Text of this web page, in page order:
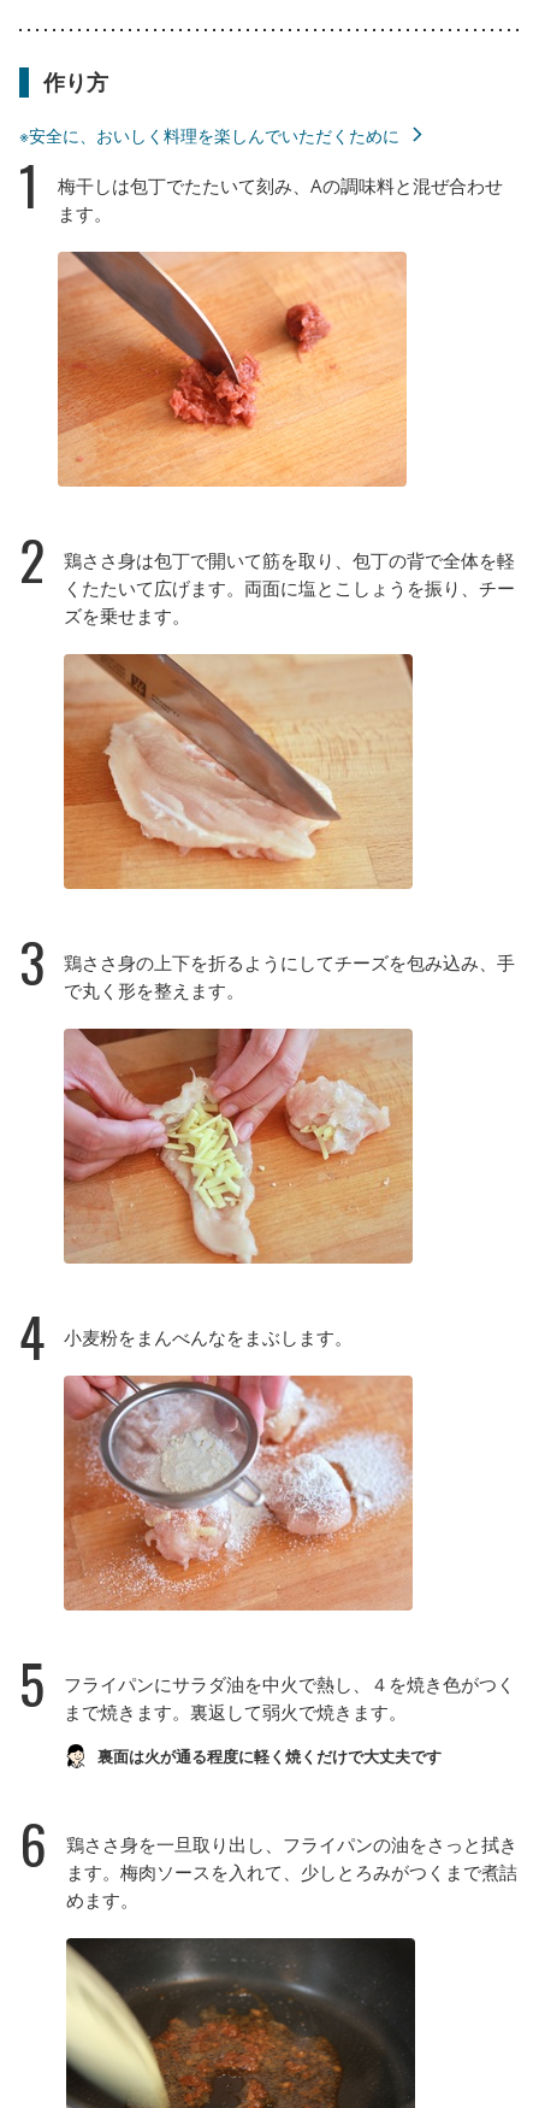
作り方
※安全に、おいしく料理を楽しんでいただくために
1
梅干しは包丁でたたいて刻み、Aの調味料と混ぜ合わせ
ます。
2
鶏ささ身は包丁で開いて筋を取り、包丁の背で全体を軽
くたたいて広げます。両面に塩とこしょうを振り、チー
ズを乗せます。
3
鶏ささ身の上下を折るようにしてチーズを包み込み、手
で丸く形を整えます。
4 小麦粉をまんべんなをまぶします。
5
フライパンにサラダ油を中火で熱し、４を焼き色がつく
まで焼きます。裏返して弱火で焼きます。
裏面は火が通る程度に軽く焼くだけで大丈夫です
6
鶏ささ身を一旦取り出し、フライパンの油をさっと拭き
ます。梅肉ソースを入れて、少しとろみがつくまで煮詰
めます。